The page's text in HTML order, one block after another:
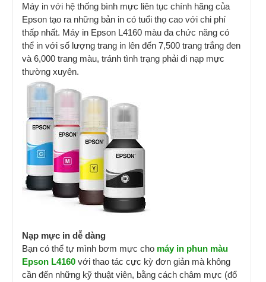
Máy in với hệ thống bình mực liên tục chính hãng của
Epson tạo ra những bản in có tuổi thọ cao với chi phí
thấp nhất. Máy in Epson L4160 màu đa chức năng có
thể in với số lượng trang in lên đến 7,500 trang trắng đen
và 6,000 trang màu, tránh tình trạng phải đi nạp mực
thường xuyên.
Nạp mực in dễ dàng
Bạn có thể tự mình bơm mực cho máy in phun màu
Epson L4160 với thao tác cực kỳ đơn giản mà không
cần đến những kỹ thuật viên, bằng cách châm mực (đổ